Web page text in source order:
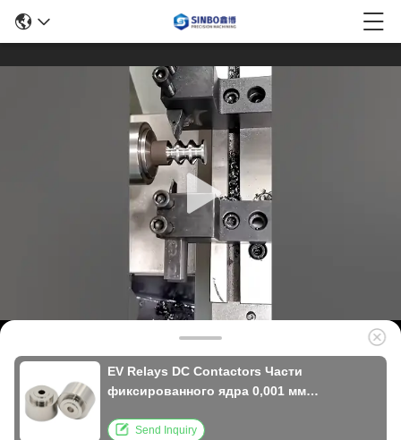
EV Relays DC Contactors Части
фиксированного ядра 0,001 мм
Send Inquiry